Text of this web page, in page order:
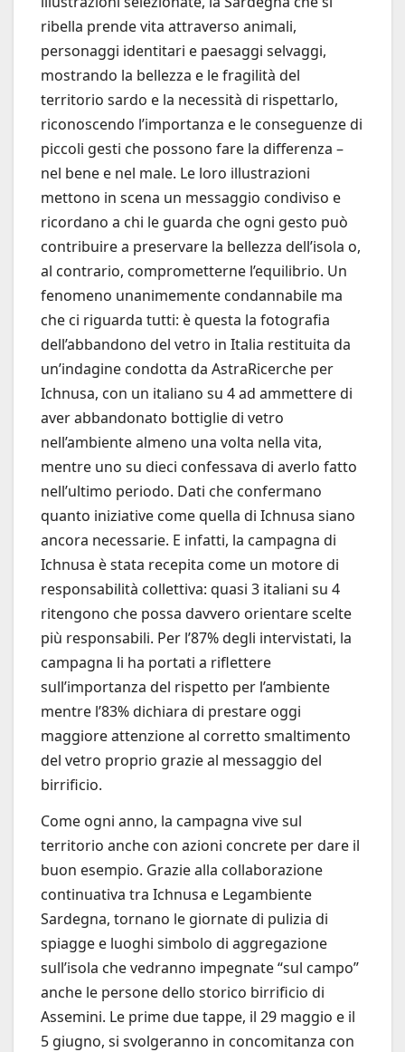
ribella prende vita attraverso animali,
personaggi identitari e paesaggi selvaggi,
mostrando la bellezza e le fragilità del
territorio sardo e la necessità di rispettarlo,
riconoscendo l’importanza e le conseguenze di
piccoli gesti che possono fare la differenza –
nel bene e nel male. Le loro illustrazioni
mettono in scena un messaggio condiviso e
ricordano a chi le guarda che ogni gesto può
contribuire a preservare la bellezza dell’isola o,
al contrario, comprometterne l’equilibrio. Un
fenomeno unanimemente condannabile ma
che ci riguarda tutti: è questa la fotografia
dell’abbandono del vetro in Italia restituita da
un’indagine condotta da AstraRicerche per
Ichnusa, con un italiano su 4 ad ammettere di
aver abbandonato bottiglie di vetro
nell’ambiente almeno una volta nella vita,
mentre uno su dieci confessava di averlo fatto
nell’ultimo periodo. Dati che confermano
quanto iniziative come quella di Ichnusa siano
ancora necessarie. E infatti, la campagna di
Ichnusa è stata recepita come un motore di
responsabilità collettiva: quasi 3 italiani su 4
ritengono che possa davvero orientare scelte
più responsabili. Per l’87% degli intervistati, la
campagna li ha portati a riflettere
sull’importanza del rispetto per l’ambiente
mentre l’83% dichiara di prestare oggi
maggiore attenzione al corretto smaltimento
del vetro proprio grazie al messaggio del
birrificio.
Come ogni anno, la campagna vive sul
territorio anche con azioni concrete per dare il
buon esempio. Grazie alla collaborazione
continuativa tra Ichnusa e Legambiente
Sardegna, tornano le giornate di pulizia di
spiagge e luoghi simbolo di aggregazione
sull’isola che vedranno impegnate “sul campo”
anche le persone dello storico birrificio di
Assemini. Le prime due tappe, il 29 maggio e il
5 giugno, si svolgeranno in concomitanza con